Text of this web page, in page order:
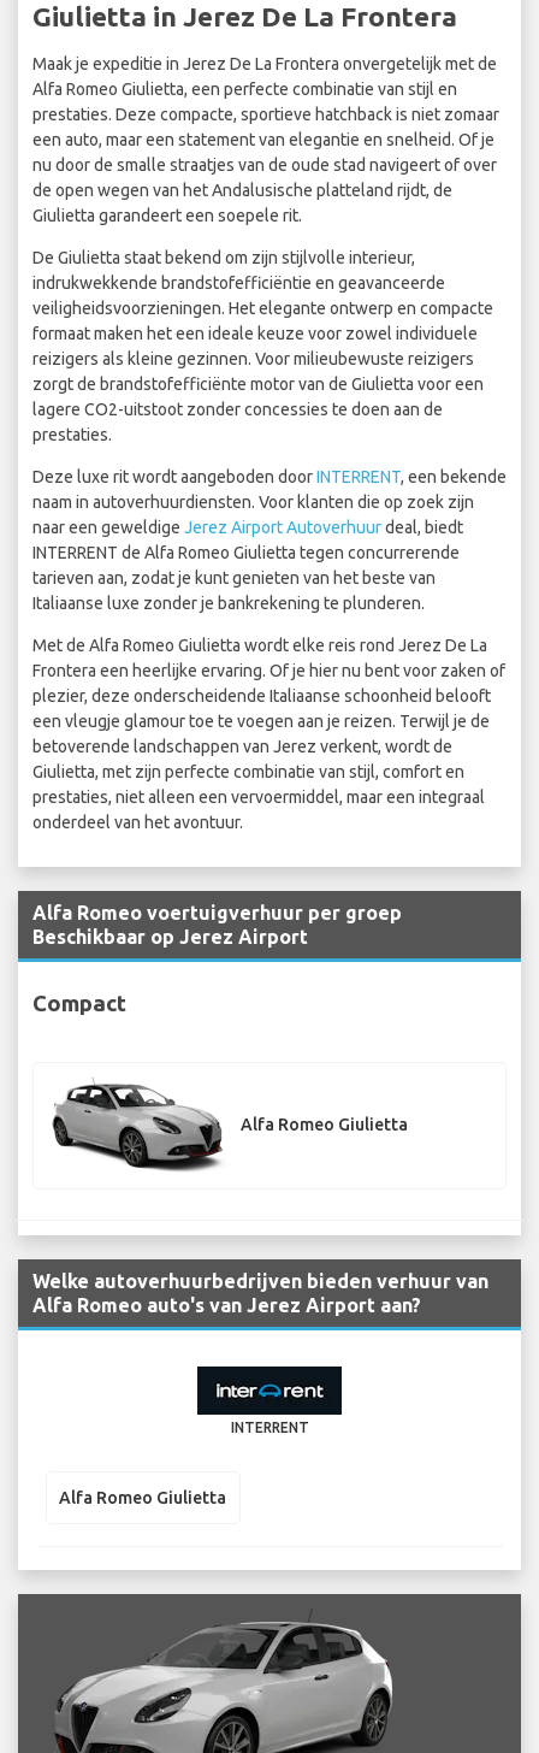
Giulietta in Jerez De La Frontera
Maak je expeditie in Jerez De La Frontera onvergetelijk met de
Alfa Romeo Giulietta, een perfecte combinatie van stijl en
prestaties. Deze compacte, sportieve hatchback is niet zomaar
een auto, maar een statement van elegantie en snelheid. Of je
nu door de smalle straatjes van de oude stad navigeert of over
de open wegen van het Andalusische platteland rijdt, de
Giulietta garandeert een soepele rit.
De Giulietta staat bekend om zijn stijlvolle interieur,
indrukwekkende brandstofefficiëntie en geavanceerde
veiligheidsvoorzieningen. Het elegante ontwerp en compacte
formaat maken het een ideale keuze voor zowel individuele
reizigers als kleine gezinnen. Voor milieubewuste reizigers
zorgt de brandstofefficiënte motor van de Giulietta voor een
lagere CO2-uitstoot zonder concessies te doen aan de
prestaties.
Deze luxe rit wordt aangeboden doorINTERRENT, een bekende
naam in autoverhuurdiensten. Voor klanten die op zoek zijn
naar een geweldige Jerez Airport Autoverhuurdeal, biedt
INTERRENT de Alfa Romeo Giulietta tegen concurrerende
tarieven aan, zodat je kunt genieten van het beste van
Italiaanse luxe zonder je bankrekening te plunderen.
Met de Alfa Romeo Giulietta wordt elke reis rond Jerez De La
Frontera een heerlijke ervaring. Of je hier nu bent voor zaken of
plezier, deze onderscheidende Italiaanse schoonheid belooft
een vleugje glamour toe te voegen aan je reizen. Terwijl je de
betoverende landschappen van Jerez verkent, wordt de
Giulietta, met zijn perfecte combinatie van stijl, comfort en
prestaties, niet alleen een vervoermiddel, maar een integraal
onderdeel van het avontuur.
Alfa Romeo voertuigverhuur per groep
Beschikbaar op Jerez Airport
Compact
Alfa Romeo Giulietta
Welke autoverhuurbedrijven bieden verhuur van
Alfa Romeo auto's van Jerez Airport aan?
INTERRENT
Alfa Romeo Giulietta